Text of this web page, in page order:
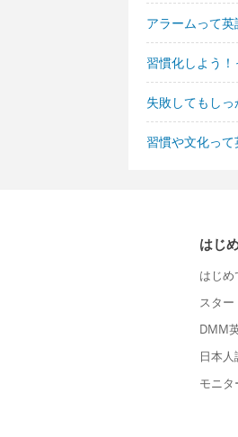
アラームって
習慣化しよう
失敗してもし
習慣や文化って
はじ
はじ
スタ
DMM
日本人
モニタ